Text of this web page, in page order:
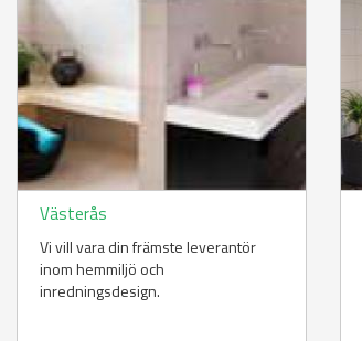
Västerås
Vi vill vara din främste leverantör
inom hemmiljö och
inredningsdesign.